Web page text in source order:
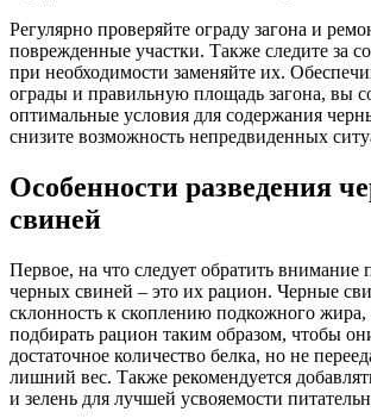
Регулярно проверяйте ограду загона и
поврежденные участки. Также следите за
при необходимости заменяйте их.
ограды и правильную площадь загона, вы
оптимальные условия для содержания
снизите возможность непредвиденных
Особенности разведения
свиней
Первое, на что следует обратить внимание
черных свиней – это их рацион. Черные
склонность к скоплению подкожного
подбирать рацион таким образом, чтобы
достаточное количество белка, но не
лишний вес. Также рекомендуется
и зелень для лучшей усвояемости